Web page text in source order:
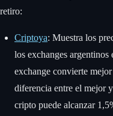
retiro:
Criptoya: Muestra los
los exchanges
exchange convierte
diferencia entre el mejor
cripto puede alcanzar